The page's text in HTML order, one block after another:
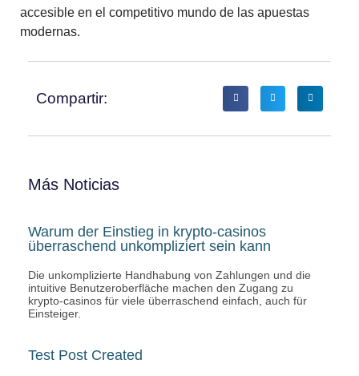
accesible en el competitivo mundo de las apuestas
modernas.
Compartir:
Más Noticias
Warum der Einstieg in krypto-casinos
überraschend unkompliziert sein kann
Die unkomplizierte Handhabung von Zahlungen und die
intuitive Benutzeroberfläche machen den Zugang zu
krypto-casinos für viele überraschend einfach, auch für
Einsteiger.
Test Post Created